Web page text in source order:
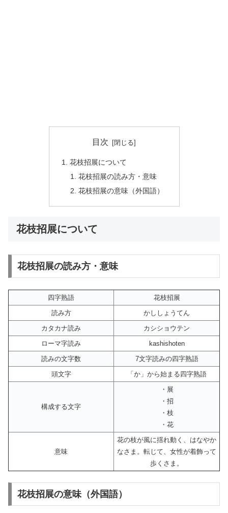
目次
花枝招展について
花枝招展の読み方・意味
花枝招展の意味（外国語）
花枝招展について
花枝招展の読み方・意味
四字熟語
花枝招展
読み方
かししょうてん
カタカナ読み
カシショウテン
ローマ字読み
kashishoten
読みの文字数
7文字読みの四字熟語
頭文字
「か」から始まる四字熟語
構成する文字
・展
・招
・枝
・花
意味
花の枝が風に揺れ動く、はなやか
なさま。転じて、女性が着飾って
歩くさま。
花枝招展の意味（外国語）